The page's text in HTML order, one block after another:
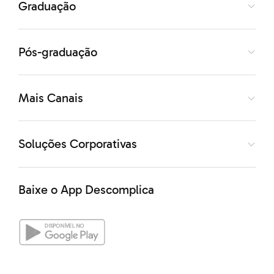
Grande parte dos cursinhos pré-vestibular oferecem
plantões de dúvidas para os alunos. Assim, eles
conseguem solucionar problemas com mais facilidade,
evitando interromper a aula.
presencialmente, dependendo da instituição. Vale
E aí? Entendeu as regrinhas para escolher um cursinho
pré-vestibular nota 10? Depois de optar pelo mais
Graduação
Pós-graduação
Mais Canais
Soluções Corporativas
Baixe o App Descomplica